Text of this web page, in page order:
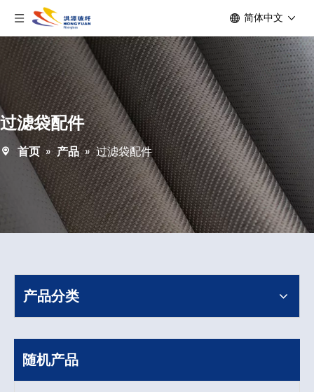
简体中文
过滤袋配件
首页 » 产品 » 过滤袋配件
产品分类
随机产品